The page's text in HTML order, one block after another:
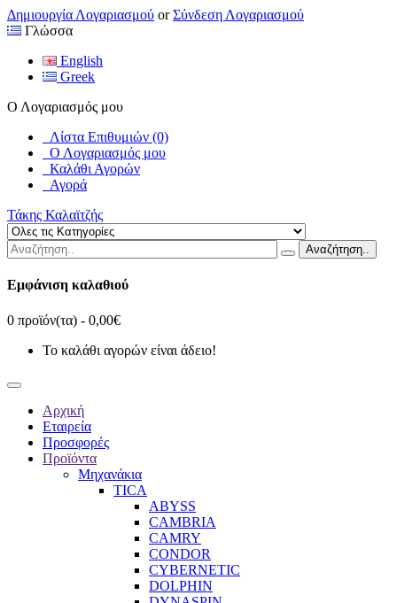
Δημιουργία Λογαριασμού orΣύνδεση Λογαριασμού
Γλώσσα
English
Greek
Ο Λογαριασμός μου
Λίστα Επιθυμιών (0)
Ο Λογαριασμός μου
Καλάθι Αγορών
Αγορά
Τάκης Καλαϊτζής
Αναζήτηση..
Εμφάνιση καλαθιού
0 προϊόν(τα) - 0,00€
Το καλάθι αγορών είναι άδειο!
Αρχική
Εταιρεία
Προσφορές
Προϊόντα
Μηχανάκια
TICA
ABYSS
CAMBRIA
CAMRY
CONDOR
CYBERNETIC
DOLPHIN